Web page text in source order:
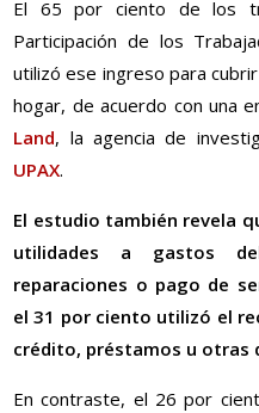
El 65 por ciento de los
Participación de los
utilizó ese ingreso para
hogar, de acuerdo con una
Land, la agencia de
UPAX.
El estudio también revela
utilidades a gastos
reparaciones o pago de
el 31 por ciento utilizó el
crédito, préstamos u otras
En contraste, el 26 por